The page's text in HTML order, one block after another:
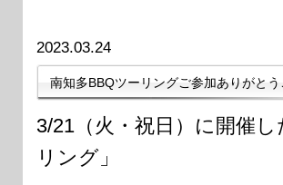
2023.03.24
南知多BBQツーリングご参加ありがとう
3/21（火・祝日）に開催
リング」